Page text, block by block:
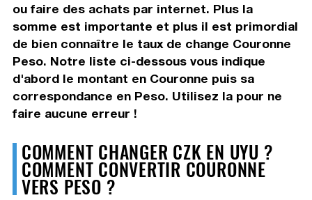
ou faire des achats par internet. Plus la
somme est importante et plus il est primordial
de bien connaître le taux de change Couronne
Peso. Notre liste ci-dessous vous indique
d'abord le montant en Couronne puis sa
correspondance en Peso. Utilisez la pour ne
faire aucune erreur !
COMMENT CHANGER CZK EN UYU ?
COMMENT CONVERTIR COURONNE
VERS PESO ?